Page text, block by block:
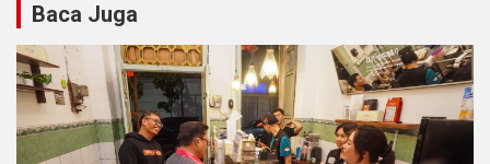
Baca Juga